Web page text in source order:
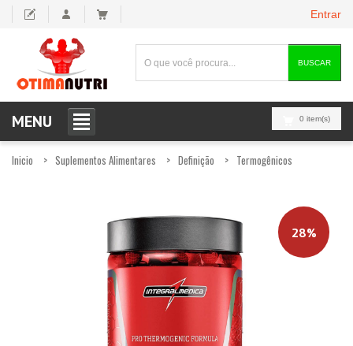
Entrar
BUSCAR
0 item(s)
MENU
Inicio Suplementos Alimentares Definição Termogênicos
28%